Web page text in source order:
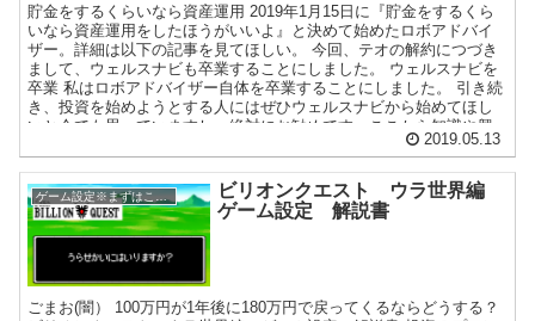
貯金をするくらいなら資産運用 2019年1月15日に『貯金をするくら
いなら資産運用をしたほうがいいよ』と決めて始めたロボアドバイ
ザー。詳細は以下の記事を見てほしい。 今回、テオの解約につづき
まして、ウェルスナビも卒業することにしました。 ウェルスナビを
卒業 私はロボアドバイザー自体を卒業することにしました。 引き続
き、投資を始めようとする人にはぜひウェルスナビから始めてほし
いと今でも思っていますし、絶対にお勧めです。ここから知識や興
味を広めるべきです。 投資の初心者がいきなり証券口座を開設し、
銘柄選定をして・・・なんてやってたらいつまでたっても進めませ
ん。 ですので、まずは投資を始める。そうするとだんだんと知識欲
が沸いてきます。 「この銘柄はどうだろう、調べてみよう」とか
「これとこれは何が違うのかな？」とか。 そこから始めましょう。
ウェルスナビの解約の理由 理由その1：自分で銘柄を探せるようにな
った。 これはテオの解約と理由は同じです。 ウェルスナビのサービ
ス自体はむしろ推奨したいです。 実際...
2019.05.13
ゲーム設定※まずはここを確認
ビリオンクエスト ウラ世界編
ゲーム設定 解説書
ごまお(闇） 100万円が1年後に180万円で戻ってくるならどうする？